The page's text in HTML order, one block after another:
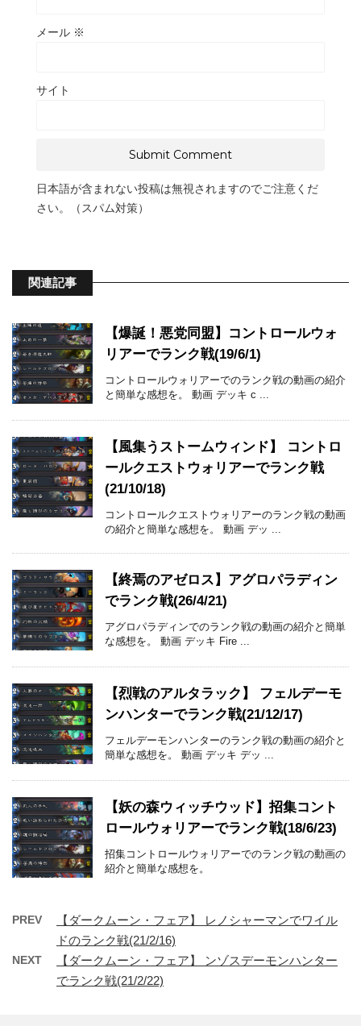
メール ※
サイト
日本語が含まれない投稿は無視されますのでご注意くだ
さい。（スパム対策）
関連記事
【爆誕！悪党同盟】コントロールウォ
リアーでランク戦(19/6/1)
コントロールウォリアーでのランク戦の動画の紹介
と簡単な感想を。 動画 デッキ c ...
【風集うストームウィンド】 コントロ
ールクエストウォリアーでランク戦
(21/10/18)
コントロールクエストウォリアーのランク戦の動画
の紹介と簡単な感想を。 動画 デッ ...
【終焉のアゼロス】アグロパラディン
でランク戦(26/4/21)
アグロパラディンでのランク戦の動画の紹介と簡単
な感想を。 動画 デッキ Fire ...
【烈戦のアルタラック】 フェルデーモ
ンハンターでランク戦(21/12/17)
フェルデーモンハンターのランク戦の動画の紹介と
簡単な感想を。 動画 デッキ デッ ...
【妖の森ウィッチウッド】招集コント
ロールウォリアーでランク戦(18/6/23)
招集コントロールウォリアーでのランク戦の動画の
紹介と簡単な感想を。
PREV
【ダークムーン・フェア】 レノシャーマンでワイル
ドのランク戦(21/2/16)
NEXT
【ダークムーン・フェア】 ンゾスデーモンハンター
でランク戦(21/2/22)